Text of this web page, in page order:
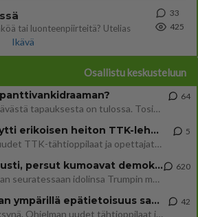
tai luonteenpiirteitä? Utelias
Ikävä
33
425
Osallistu keskusteluun
Uusi draamasarja järkyttävästä tapauksesta on tulossa. Tositapahtumiin perustuva sarja ammentaa vuoden 1986 Mikkelin pan
64
Ernest Lawson täräytti erikoisen heiton TTK-lehdistötilaisuudessa: " Onko tässä tarkoituksena...?"
Ernest Lawson esitteli uudet TTK-tähtioppilaat ja opettajat torstaina 6.8. lehdistölle. Tulevalla kaudella on yksi hausk
5
Jos SDP ei voita reilusti, persut kumoavat demokratian Suomesta
Näin tekisi ainakin Rydman seuratessaan idolinsa Trumpin mallia https://www.is.fi/politiikka/art-2000012187244.html
620
Uuden TTK-juontajan ympärillä epätietoisuus sakenee - Nyt MTV hämmentää soppaa
TTK tulee taas tänä syksynä. Ohjelman uudet tähtioppilaat julkistetaan torstaina 6. elokuuta klo 14 alkavassa lehdistö
42